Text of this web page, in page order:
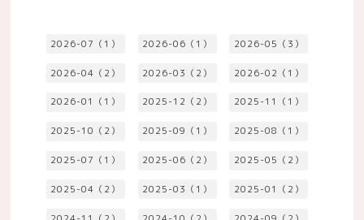
2026-07（1） 2026-06（1） 2026-05（3）
2026-04（2） 2026-03（2） 2026-02（1）
2026-01（1） 2025-12（2） 2025-11（1）
2025-10（2） 2025-09（1） 2025-08（1）
2025-07（1） 2025-06（2） 2025-05（2）
2025-04（2） 2025-03（1） 2025-01（2）